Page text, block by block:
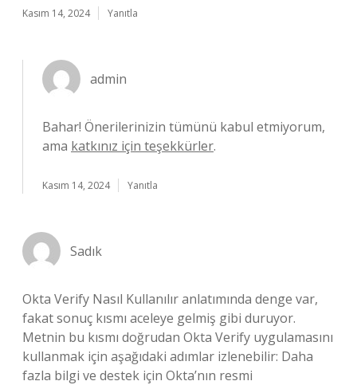
Kasım 14, 2024 Yanıtla
admin
Bahar! Önerilerinizin tümünü kabul etmiyorum,
ama katkınız için teşekkürler.
Kasım 14, 2024 Yanıtla
Sadık
Okta Verify Nasıl Kullanılır anlatımında denge var,
fakat sonuç kısmı aceleye gelmiş gibi duruyor.
Metnin bu kısmı doğrudan Okta Verify uygulamasını
kullanmak için aşağıdaki adımlar izlenebilir: Daha
fazla bilgi ve destek için Okta’nın resmi